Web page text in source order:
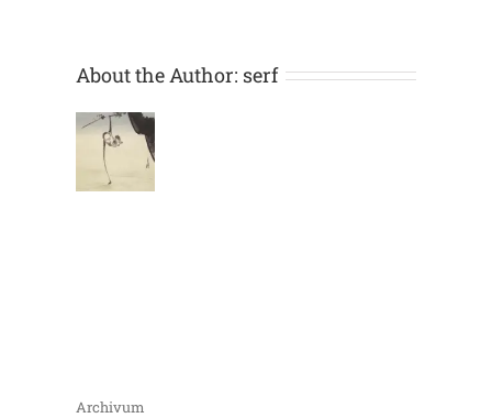
About the Author: serf
Archivum